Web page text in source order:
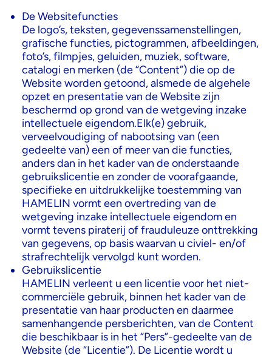
De Websitefuncties
De logo’s, teksten, gegevenssamenstellingen,
grafische functies, pictogrammen, afbeeldingen,
foto’s, filmpjes, geluiden, muziek, software,
catalogi en merken (de “Content”) die op de
Website worden getoond, alsmede de algehele
opzet en presentatie van de Website zijn
beschermd op grond van de wetgeving inzake
intellectuele eigendom.Elk(e) gebruik,
verveelvoudiging of nabootsing van (een
gedeelte van) een of meer van die functies,
anders dan in het kader van de onderstaande
gebruikslicentie en zonder de voorafgaande,
specifieke en uitdrukkelijke toestemming van
HAMELIN vormt een overtreding van de
wetgeving inzake intellectuele eigendom en
vormt tevens piraterij of frauduleuze onttrekking
van gegevens, op basis waarvan u civiel- en/of
strafrechtelijk vervolgd kunt worden.
Gebruikslicentie
HAMELIN verleent u een licentie voor het niet-
commerciële gebruik, binnen het kader van de
presentatie van haar producten en daarmee
samenhangende persberichten, van de Content
die beschikbaar is in het “Pers”-gedeelte van de
Website (de “Licentie”). De Licentie wordt u